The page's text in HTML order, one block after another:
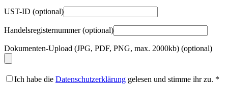
UST-ID (optional)
Handelsregisternummer(optional)
Dokumenten-Upload (JPG, PDF, PNG, max. 2000kb) (optional)
Ich habe die Datenschutzerklärung gelesen und stimme ihr zu. *